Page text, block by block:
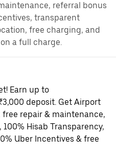
referral bonus
transparent
free charging, and
a full charge.
Earn up to
deposit. Get Airport
free repair & maintenance,
Hisab Transparency,
Uber Incentives & free